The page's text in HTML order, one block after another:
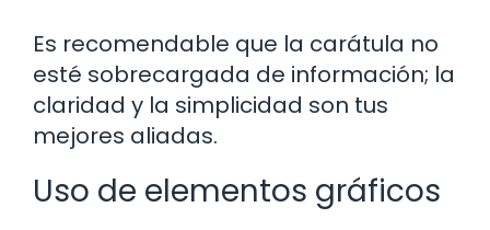
Es recomendable que la carátula no
esté sobrecargada de información; la
claridad y la simplicidad son tus
mejores aliadas.
Uso de elementos gráficos